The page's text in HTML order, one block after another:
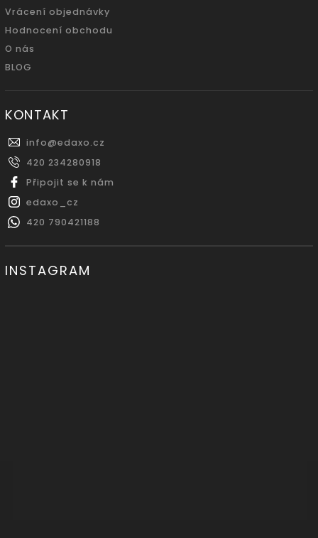
Vrácení objednávky
Hodnocení obchodu
O nás
BLOG
KONTAKT
info@edaxo.cz
420 234280918
Připojit se k nám
edaxo_cz
420 790421188
INSTAGRAM